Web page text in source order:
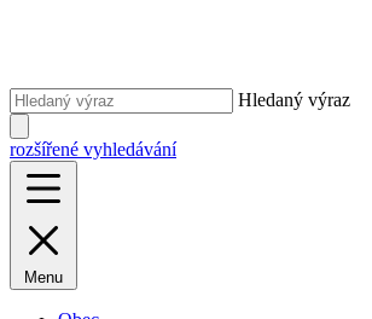
Hledaný výraz
rozšířené vyhledávání
Menu